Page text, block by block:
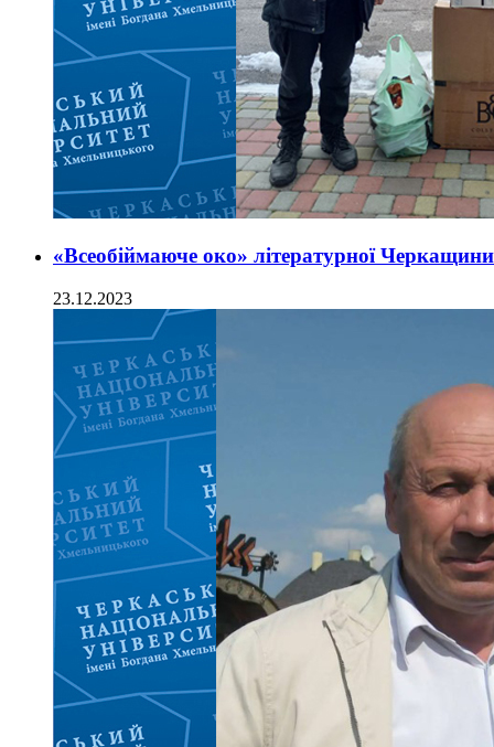
«Всеобіймаюче око» літературної
23.12.2023